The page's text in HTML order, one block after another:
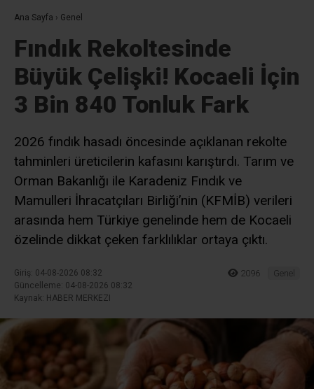
Ana Sayfa › Genel
Fındık Rekoltesinde
Büyük Çelişki! Kocaeli İçin
3 Bin 840 Tonluk Fark
2026 fındık hasadı öncesinde açıklanan rekolte
tahminleri üreticilerin kafasını karıştırdı. Tarım ve
Orman Bakanlığı ile Karadeniz Fındık ve
Mamulleri İhracatçıları Birliği’nin (KFMİB) verileri
arasında hem Türkiye genelinde hem de Kocaeli
özelinde dikkat çeken farklılıklar ortaya çıktı.
Giriş: 04-08-2026 08:32
Güncelleme: 04-08-2026 08:32
Kaynak: HABER MERKEZI
2096 Genel